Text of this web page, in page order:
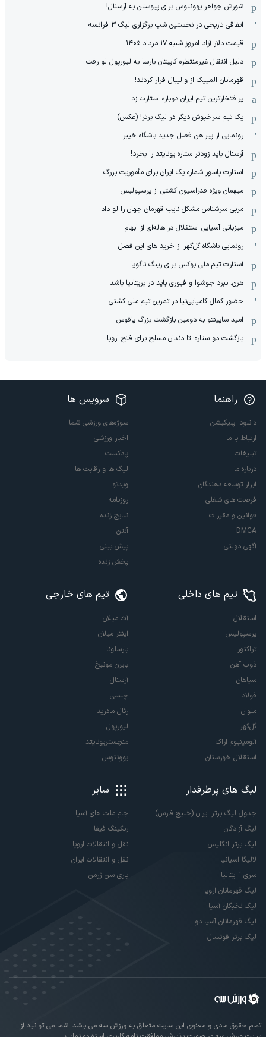
شورش جواهر یوونتوس برای پیوستن به آرسنال!
اتفاقی تاریخی در نخستین شب برگزاری لیگ ۳ فرانسه
قیمت دلار آزاد امروز شنبه ۱۷ مرداد ۱۴۰۵
دلیل انتقال غیرمنتظره کاپیتان بارسا به لیورپول لو رفت
قهرمانان المپیک از والیبال فرار کردند!
پرافتخارترین تیم ایران دوباره استارت زد
یک تیم سرخپوش دیگر در لیگ برتر! (عکس)
رونمایی از پیراهن فصل جدید باشگاه خیبر
آرسنال باید زودتر ستاره یونایتد را بخرد!
استارت پاسور شماره یک ایران برای مأموریت بزرگ
میهمان ویژه فدراسیون کشتی از پرسپولیس
مربی سرشناس مشکل نایب قهرمان جهان را لو داد
میزبانی آسیایی استقلال در هاله‌ای از ابهام
رونمایی باشگاه گل‌گهر از خرید های این فصل
استارت تیم ملی بوکس برای رینگ ناگویا
هرن: نبرد جوشوا و فیوری باید در بریتانیا باشد
حضور کمال کامیابی‌نیا در تمرین تیم ملی کشتی
امید ساپینتو به دومین بازگشت بزرگ پافوس
بازگشت دو ستاره: تا دندان مسلح برای فتح اروپا
راهنما
دانلود اپلیکیشن
ارتباط با ما
تبلیغات
درباره ما
ابزار توسعه دهندگان
فرصت های شغلی
قوانین و مقررات
DMCA
آگهی دولتی
سرویس ها
سوژه‌های ورزشی شما
اخبار ورزشی
پادکست
لیگ ها و رقابت ها
ویدئو
روزنامه
نتایج زنده
آنتن
پیش بینی
پخش زنده
تیم های داخلی
استقلال
پرسپولیس
تراکتور
ذوب آهن
سپاهان
فولاد
ملوان
گل‌گهر
آلومینیوم اراک
استقلال خوزستان
تیم های خارجی
آث میلان
اینتر میلان
بارسلونا
بایرن مونیخ
آرسنال
چلسی
رئال مادرید
لیورپول
منچستریونایتد
یوونتوس
لیگ های پرطرفدار
جدول لیگ برتر ایران (خلیج فارس)
لیگ آزادگان
لیگ برتر انگلیس
لالیگا اسپانیا
سری آ ایتالیا
لیگ قهرمانان اروپا
لیگ نخبگان آسیا
لیگ قهرمانان آسیا دو
لیگ برتر فوتسال
سایر
جام ملت های آسیا
رنکینگ فیفا
نقل و انتقالات اروپا
نقل و انتقالات ایران
پاری سن ژرمن
تمام حقوق مادی و معنوی این سایت متعلق به ورزش سه می باشد. شما می توانید از